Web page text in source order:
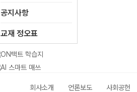
공지사항
교재 정오표
회사소개 언론보도 사회공헌